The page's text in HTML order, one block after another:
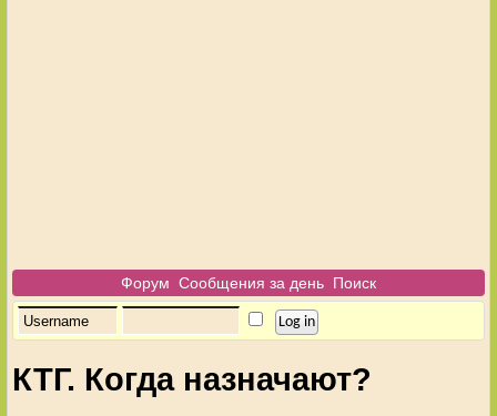
Форум Сообщения за день Поиск
КТГ. Когда назначают?